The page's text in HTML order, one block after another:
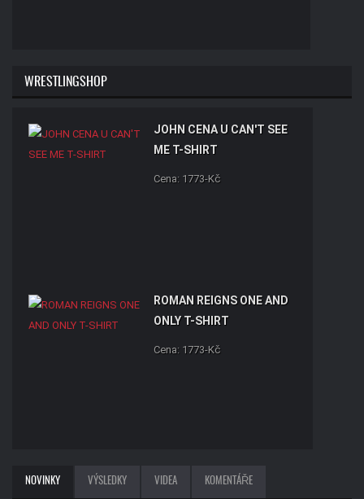
WRESTLINGSHOP
JOHN CENA U CAN'T SEE
ME T-SHIRT
Cena: 1773-Kč
ROMAN REIGNS ONE AND
ONLY T-SHIRT
Cena: 1773-Kč
BROCK LESNAR BEAST T-
NOVINKY VÝSLEDKY VIDEA KOMENTÁŘE